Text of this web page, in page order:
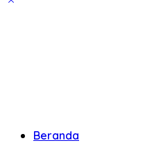
Beranda